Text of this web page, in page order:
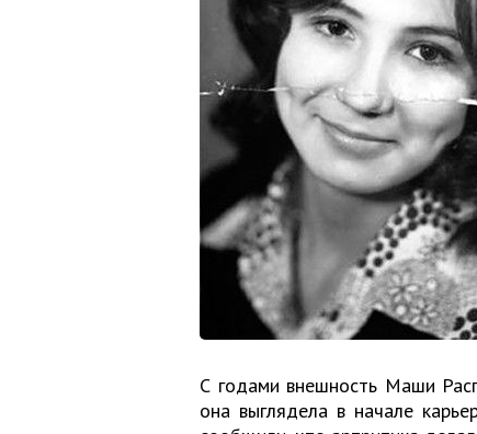
С годами внешность Маши
она выглядела в начале